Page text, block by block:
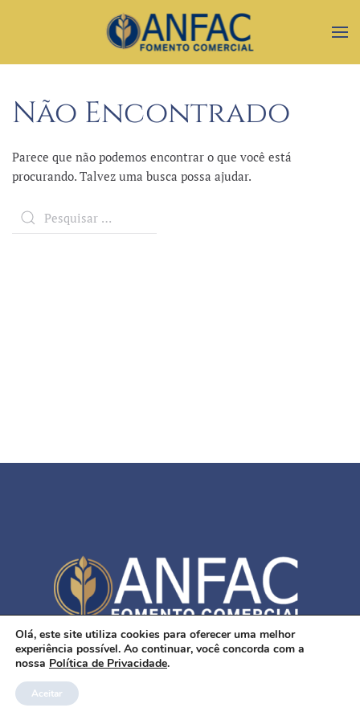
Não Encontrado
Parece que não podemos encontrar o que você está
procurando. Talvez uma busca possa ajudar.
SUPORTADO POR DIVOX TECNOLOGIA
Olá, este site utiliza cookies para oferecer uma melhor
experiência possível. Ao continuar, você concorda com a
nossa Política de Privacidade.
Aceitar